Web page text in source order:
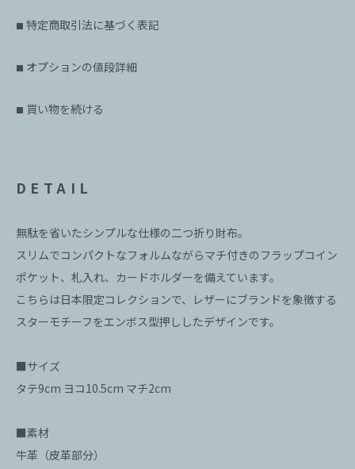
■ 特定商取引法に基づく表記
■ オプションの値段詳細
■ 買い物を続ける
DETAIL
無駄を省いたシンプルな仕様の二つ折り財布。
スリムでコンパクトなフォルムながらマチ付きのフラップコイン
ポケット、札入れ、カードホルダーを備えています。
こちらは日本限定コレクションで、レザーにブランドを象徴する
スターモチーフをエンボス型押ししたデザインです。
■サイズ
タテ9cm ヨコ10.5cm マチ2cm
■素材
牛革（皮革部分）